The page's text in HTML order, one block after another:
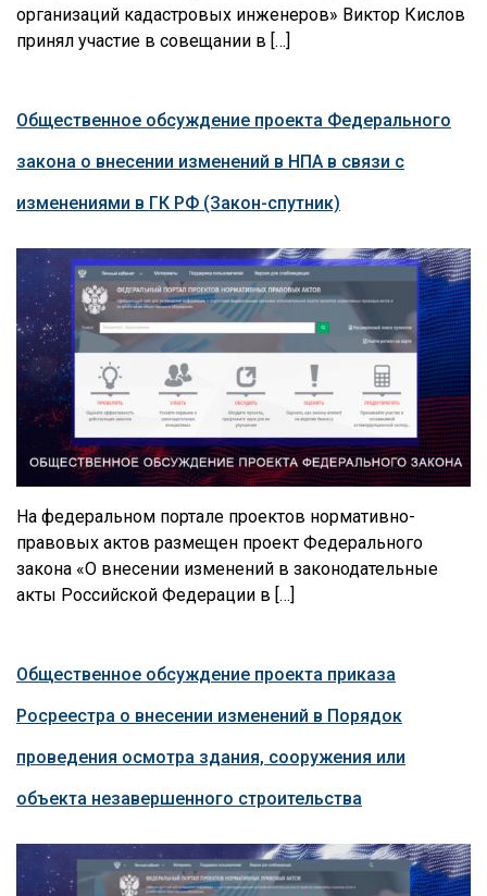
организаций кадастровых инженеров» Виктор Кислов
принял участие в совещании в […]
Общественное обсуждение проекта Федерального
закона о внесении изменений в НПА в связи с
изменениями в ГК РФ (Закон-спутник)
На федеральном портале проектов нормативно-
правовых актов размещен проект Федерального
закона «О внесении изменений в законодательные
акты Российской Федерации в […]
Общественное обсуждение проекта приказа
Росреестра о внесении изменений в Порядок
проведения осмотра здания, сооружения или
объекта незавершенного строительства